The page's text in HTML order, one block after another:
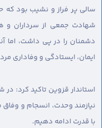
شهادت جمعی از سرداران و
دشمنان را در پی داشت، اما
ایمان، ایستادگی و وفاداری
استاندار قزوین تاکید کرد:
نیازمند وحدت، انسجام و
با قدرت ادامه دهیم.